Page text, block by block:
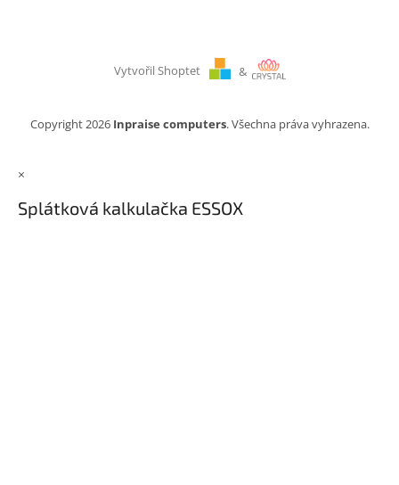
Vytvořil Shoptet &
Copyright 2026 Inpraise computers. Všechna práva vyhrazena.
×
Splátková kalkulačka ESSOX